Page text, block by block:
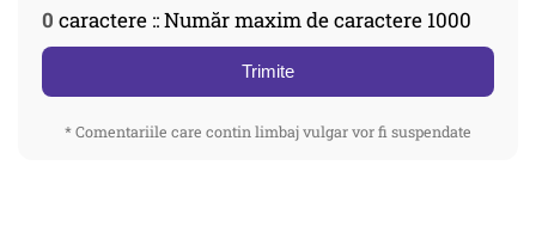
0 caractere :: Număr maxim de caractere 1000
Trimite
* Comentariile care contin limbaj vulgar vor fi suspendate